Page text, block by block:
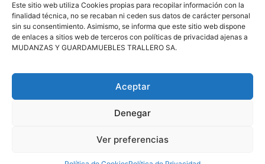
Este sitio web utiliza Cookies propias para recopilar información con la
finalidad técnica, no se recaban ni ceden sus datos de carácter personal
sin su consentimiento. Asimismo, se informa que este sitio web dispone
de enlaces a sitios web de terceros con políticas de privacidad ajenas a
MUDANZAS Y GUARDAMUEBLES TRALLERO SA.
Aceptar
Denegar
Ver preferencias
Política de Cookies
Política Antisoborno y Anticorrupción
Política de RSE
Compromiso con el medioambiente
Política Antimonopolio
Solicita tu presupuesto sin compromiso